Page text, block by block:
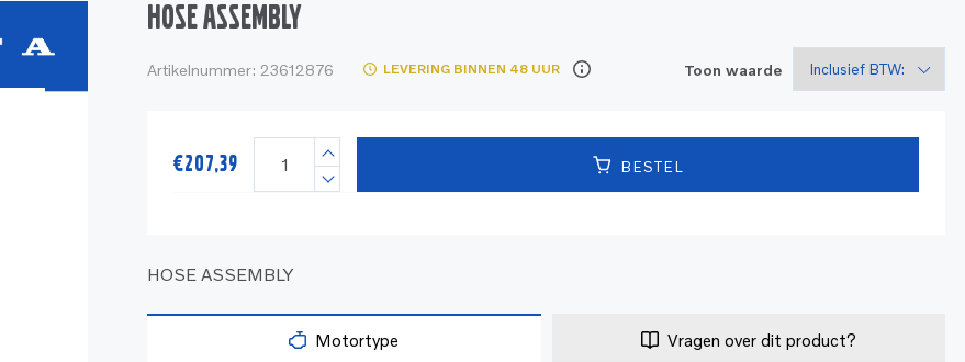
HOSE ASSEMBLY
Artikelnummer: 23612876 LEVERING BINNEN 48 UUR Toon waarde
€207,39 BESTEL
HOSE ASSEMBLY
Motortype Vragen over dit product?